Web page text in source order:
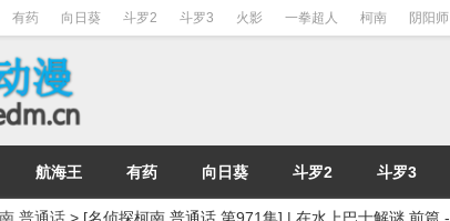
有药 向日葵 斗罗2 斗罗3 火影 一拳超人 柯南 阴阳师
航海王 有药 向日葵 斗罗2 斗罗3